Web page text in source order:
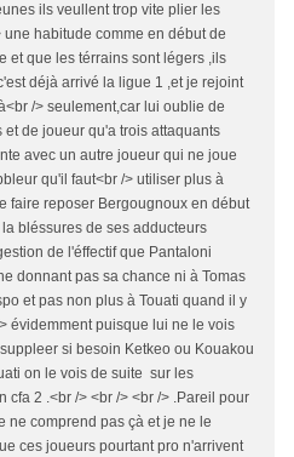
ils veullent trop vite plier les
une habitude comme en début de
et que les térrains sont légers ,ils
déjà arrivé la ligue 1 ,et je rejoint
/> seulement,car lui oublie de
de joueur qu'a trois attaquants
avec un autre joueur qui ne joue
qu'il faut<br /> utiliser plus à
faire reposer Bergougnoux en début
bléssures de ses adducteurs
de l'éffectif que Pantaloni
donnant pas sa chance ni à Tomas
et pas non plus à Touati quand il y
évidemment puisque lui ne le vois
si besoin Ketkeo ou Kouakou
on le vois de suite sur les
cfa 2 .<br /> <br /> <br /> .Pareil pour
ne comprend pas çà et je ne le
ces joueurs pourtant pro n'arrivent